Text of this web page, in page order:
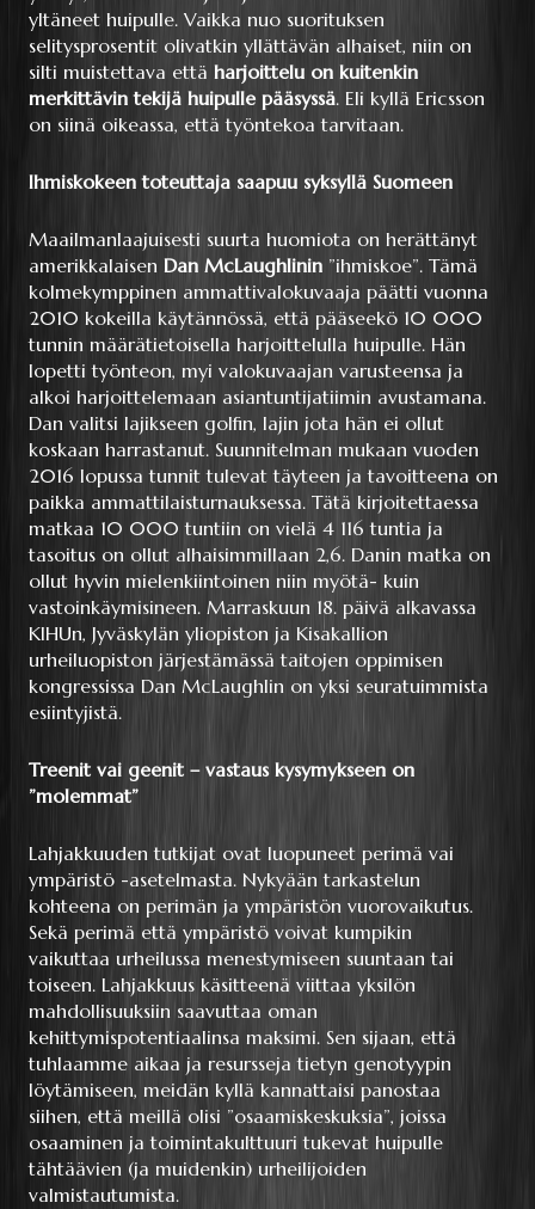
yltäneet huipulle. Vaikka nuo suorituksen
selitysprosentit olivatkin yllättävän alhaiset, niin on
silti muistettava että harjoittelu on kuitenkin
merkittävin tekijä huipulle pääsyssä. Eli kyllä Ericsson
on siinä oikeassa, että työntekoa tarvitaan.
Ihmiskokeen toteuttaja saapuu syksyllä Suomeen
Maailmanlaajuisesti suurta huomiota on herättänyt
amerikkalaisen Dan McLaughlinin ”ihmiskoe”. Tämä
kolmekymppinen ammattivalokuvaaja päätti vuonna
2010 kokeilla käytännössä, että pääseekö 10 000
tunnin määrätietoisella harjoittelulla huipulle. Hän
lopetti työnteon, myi valokuvaajan varusteensa ja
alkoi harjoittelemaan asiantuntijatiimin avustamana.
Dan valitsi lajikseen golfin, lajin jota hän ei ollut
koskaan harrastanut. Suunnitelman mukaan vuoden
2016 lopussa tunnit tulevat täyteen ja tavoitteena on
paikka ammattilaisturnauksessa. Tätä kirjoitettaessa
matkaa 10 000 tuntiin on vielä 4 116 tuntia ja
tasoitus on ollut alhaisimmillaan 2,6. Danin matka on
ollut hyvin mielenkiintoinen niin myötä- kuin
vastoinkäymisineen. Marraskuun 18. päivä alkavassa
KIHUn, Jyväskylän yliopiston ja Kisakallion
urheiluopiston järjestämässä taitojen oppimisen
kongressissa Dan McLaughlin on yksi seuratuimmista
esiintyjistä.
Treenit vai geenit – vastaus kysymykseen on
”molemmat”
Lahjakkuuden tutkijat ovat luopuneet perimä vai
ympäristö -asetelmasta. Nykyään tarkastelun
kohteena on perimän ja ympäristön vuorovaikutus.
Sekä perimä että ympäristö voivat kumpikin
vaikuttaa urheilussa menestymiseen suuntaan tai
toiseen. Lahjakkuus käsitteenä viittaa yksilön
mahdollisuuksiin saavuttaa oman
kehittymispotentiaalinsa maksimi. Sen sijaan, että
tuhlaamme aikaa ja resursseja tietyn genotyypin
löytämiseen, meidän kyllä kannattaisi panostaa
siihen, että meillä olisi ”osaamiskeskuksia”, joissa
osaaminen ja toimintakulttuuri tukevat huipulle
tähtäävien (ja muidenkin) urheilijoiden
valmistautumista.